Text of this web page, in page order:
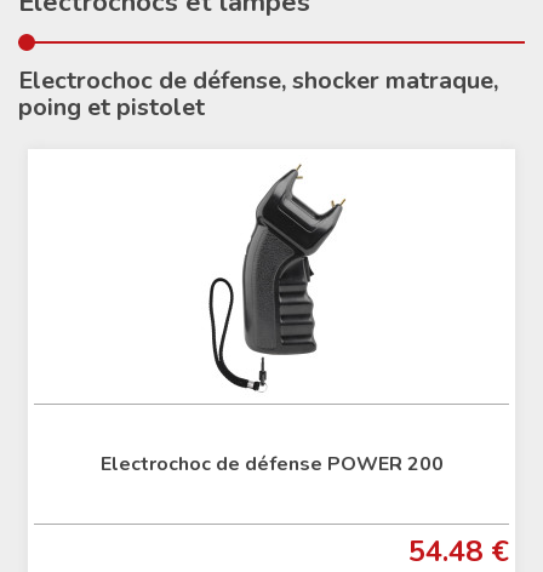
Electrochoc de défense, shocker matraque,
poing et pistolet
Electrochoc de défense POWER 200
54.48 €